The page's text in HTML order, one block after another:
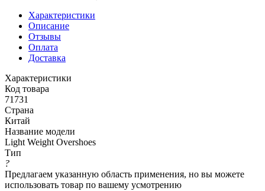
Характеристики
Описание
Отзывы
Оплата
Доставка
Характеристики
Код товара
71731
Страна
Китай
Название модели
Light Weight Overshoes
Тип
?
Предлагаем указанную область применения, но вы можете
использовать товар по вашему усмотрению